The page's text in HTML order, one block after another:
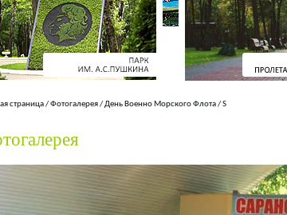
страница/Фотогалерея/День Военно Морского Флота/S